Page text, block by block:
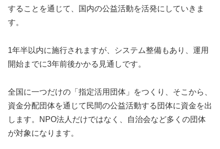
することを通じて、国内の公益活動を活発にしていきま
す。
1年半以内に施行されますが、システム整備もあり、運用
開始までに3年前後かかる見通しです。
全国に一つだけの「指定活用団体」をつくり、そこから、
資金分配団体を通じて民間の公益活動する団体に資金を出
します。NPO法人だけではなく、自治会など多くの団体
が対象になります。